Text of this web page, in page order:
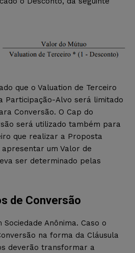
que o Valuation de Terceiro
Participação-Alvo será limitado
Conversão. O Cap do
será utilizado também para
que realizar a Proposta
um Valor de
ser determinado pelas
de Conversão
Anônima. Caso o
na forma da Cláusula
deverão transformar a